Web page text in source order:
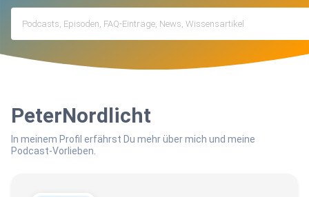
PeterNordlicht
In meinem Profil erfährst Du mehr über mich und meine
Podcast-Vorlieben.